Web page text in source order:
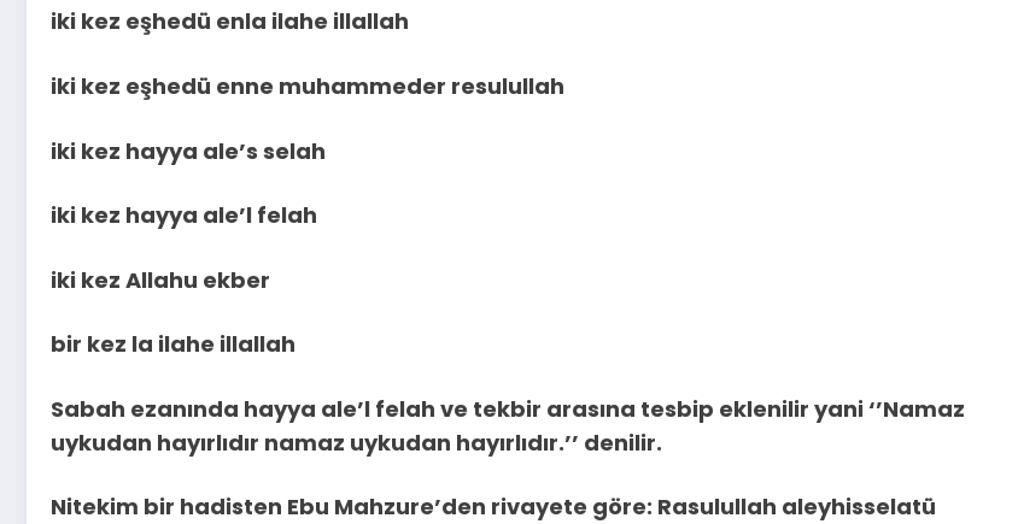
iki kez eşhedü enla ilahe illallah
iki kez eşhedü enne muhammeder resulullah
iki kez hayya ale’s selah
iki kez hayya ale’l felah
iki kez Allahu ekber
bir kez la ilahe illallah
Sabah ezanında hayya ale’l felah ve tekbir arasına tesbip eklenilir yani ‘’Namaz
uykudan hayırlıdır namaz uykudan hayırlıdır.’’ denilir.
Nitekim bir hadisten Ebu Mahzure’den rivayete göre: Rasulullah aleyhisselatü